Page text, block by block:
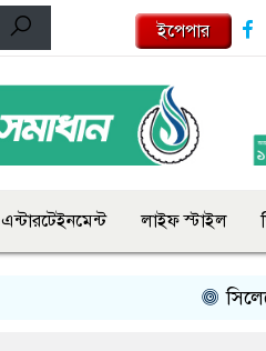
ইপেপার
এন্টারটেইনমেন্ট লাইফ স্টাইল
সিলেটে